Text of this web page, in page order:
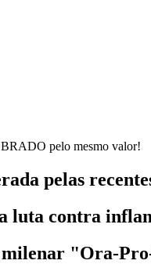
pelo mesmo valor!
pelas
luta contra
milenar "Ora-